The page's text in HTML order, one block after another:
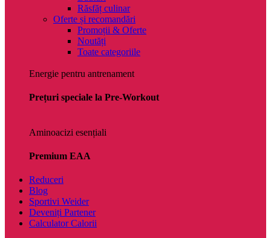
Răsfăț culinar
Oferte și recomandări
Promoții & Oferte
Noutăți
Toate categoriile
Energie pentru antrenament
Prețuri speciale la Pre-Workout
Aminoacizi esențiali
Premium EAA
Reduceri
Blog
Sportivi Weider
Deveniți Partener
Calculator Calorii